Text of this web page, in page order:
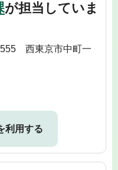
が担当していま
西東京市中町一
利用する